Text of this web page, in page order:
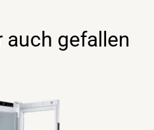
auch gefallen